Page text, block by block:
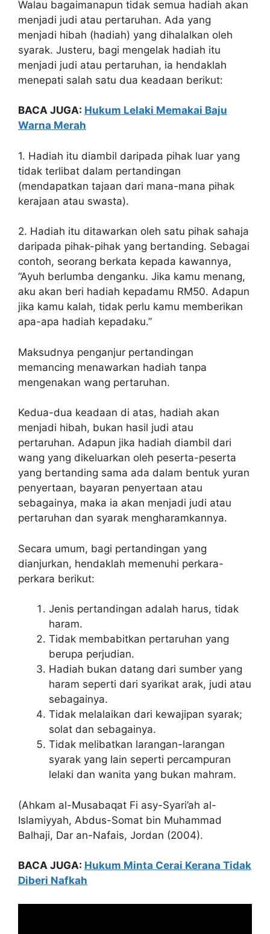
Walau bagaimanapun tidak semua hadiah akan
menjadi judi atau pertaruhan. Ada yang
menjadi hibah (hadiah) yang dihalalkan oleh
syarak. Justeru, bagi mengelak hadiah itu
menjadi judi atau pertaruhan, ia hendaklah
menepati salah satu dua keadaan berikut:
BACA JUGA: Hukum Lelaki Memakai Baju
Warna Merah
1. Hadiah itu diambil daripada pihak luar yang
tidak terlibat dalam pertandingan
(mendapatkan tajaan dari mana-mana pihak
kerajaan atau swasta).
2. Hadiah itu ditawarkan oleh satu pihak sahaja
daripada pihak-pihak yang bertanding. Sebagai
contoh, seorang berkata kepada kawannya,
“Ayuh berlumba denganku. Jika kamu menang,
aku akan beri hadiah kepadamu RM50. Adapun
jika kamu kalah, tidak perlu kamu memberikan
apa-apa hadiah kepadaku.”
Maksudnya penganjur pertandingan
memancing menawarkan hadiah tanpa
mengenakan wang pertaruhan.
Kedua-dua keadaan di atas, hadiah akan
menjadi hibah, bukan hasil judi atau
pertaruhan. Adapun jika hadiah diambil dari
wang yang dikeluarkan oleh peserta-peserta
yang bertanding sama ada dalam bentuk yuran
penyertaan, bayaran penyertaan atau
sebagainya, maka ia akan menjadi judi atau
pertaruhan dan syarak mengharamkannya.
Secara umum, bagi pertandingan yang
dianjurkan, hendaklah memenuhi perkara-
perkara berikut:
Jenis pertandingan adalah harus, tidak
haram.
Tidak membabitkan pertaruhan yang
berupa perjudian.
Hadiah bukan datang dari sumber yang
haram seperti dari syarikat arak, judi atau
sebagainya.
Tidak melalaikan dari kewajipan syarak;
solat dan sebagainya.
Tidak melibatkan larangan-larangan
syarak yang lain seperti percampuran
lelaki dan wanita yang bukan mahram.
(Ahkam al-Musabaqat Fi asy-Syari’ah al-
Islamiyyah, Abdus-Somat bin Muhammad
Balhaji, Dar an-Nafais, Jordan (2004).
BACA JUGA: Hukum Minta Cerai Kerana Tidak
Diberi Nafkah